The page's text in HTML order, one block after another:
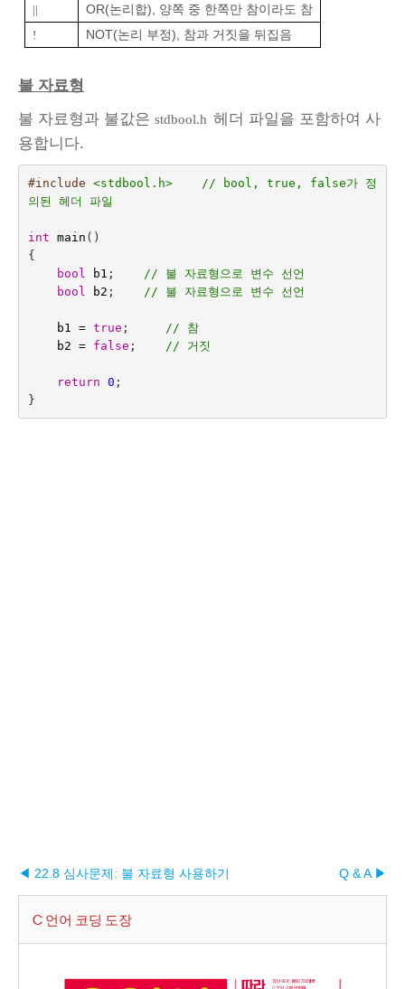
OR(논리합), 양쪽 중 한쪽만 참이라도 참
! NOT(논리 부정), 참과 거짓을 뒤집음
불 자료형
불 자료형과 불값은 stdbool.h 헤더 파일을 포함하여 사
용합니다.
#include <stdbool.h>    // bool, true, false가 정
의된 헤더 파일
int main ()
{
bool
b1 ;
// 불 자료형으로 변수 선언
bool
b2 ; // 불 자료형으로 변수 선언
b1 = true ;
// 참
b2 = false ; // 거짓
return 0 ;
}
◀ 22.8 심사문제: 불 자료형 사용하기 Q & A ▶︎
C 언어 코딩 도장